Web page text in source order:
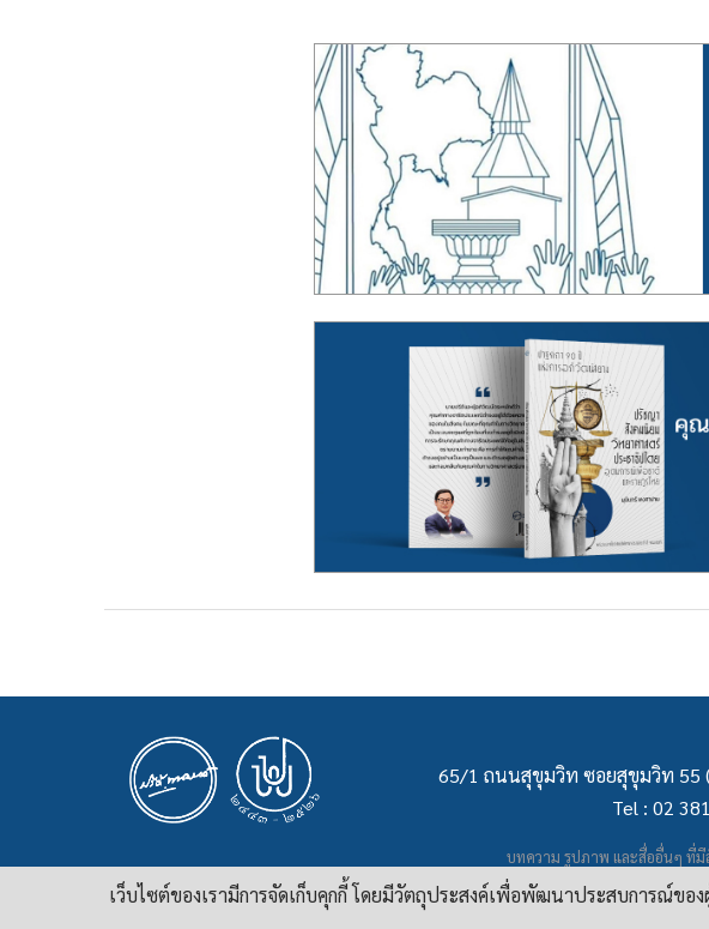
65/1 ถนนสุขุมวิท ซอยสุขุมวิท 55
Tel : 02
บทความ รูปภาพ และสื่ออื่นๆ ที่
เผยแพร่ภายใต้สัญญาอนุญา
เว็บไซต์ของเรามีการจัดเก็บคุกกี้ โดยมีวัตถุประสงค์เพื่อพัฒนาประสบการณ์ข